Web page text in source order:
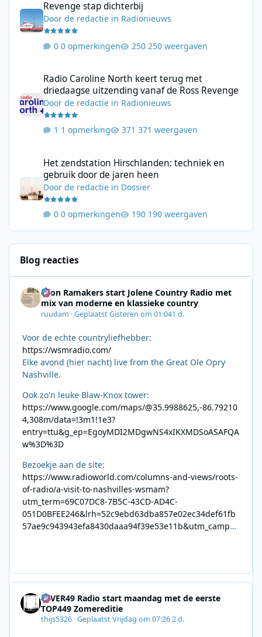
Revenge stap dichterbij
Doorde redactie in Radionieuws
0 opmerkingen 250 weergaven
Radio Caroline North keert terug met
driedaagse uitzending vanaf de Ross Revenge
Doorde redactie in Radionieuws
1 opmerking 371 weergaven
Het zendstation Hirschlanden: techniek en
gebruik door de jaren heen
Doorde redactie in Dossier
0 opmerkingen 190 weergaven
Blog reacties
Leon Ramakers start Jolene Country Radio met
mix van moderne en klassieke country
ruudam ·GeplaatstGisteren om 01:041 d.
Voor de echte countryliefhebber:
https://wsmradio.com/
Elke avond (hier nacht) live from the Great Ole Opry
Nashville.
Ook zo'n leuke Blaw-Knox tower:
https://www.google.com/maps/@35.9988625,-86.79210
4,308m/data=!3m1!1e3?
entry=ttu&g_ep=EgoyMDI2MDgwNS4xIKXMDSoASAFQA
w%3D%3D
Bezoekje aan de site:
https://www.radioworld.com/columns-and-views/roots-
of-radio/a-visit-to-nashvilles-wsmam?
utm_term=69C07DC8-7B5C-43CD-AD4C-
051D0BFEE246&lrh=52c9ebd63dba857e02ec34def61fb
57ae9c943943efa8430daaa94f39e53e11b&utm_campai
8F09201A140D&utm_source=SmartBrief
4EVER49 Radio start maandag met de eerste
TOP449 Zomereditie
thijs5326 ·GeplaatstVrijdag om 07:262 d.